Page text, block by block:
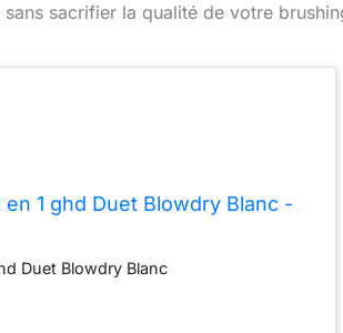
sacrifier la qualité de votre
1 ghd Duet Blowdry Blanc -
Duet Blowdry Blanc